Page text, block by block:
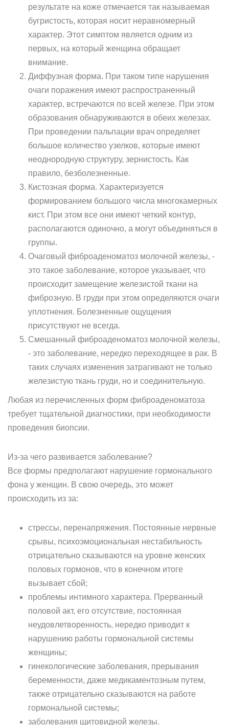
результате на коже отмечается так называемая
бугристость, которая носит неравномерный
характер. Этот симптом является одним из
первых, на который женщина обращает
внимание.
Диффузная форма. При таком типе нарушения
очаги поражения имеют распространенный
характер, встречаются по всей железе. При этом
образования обнаруживаются в обеих железах.
При проведении пальпации врач определяет
большое количество узелков, которые имеют
неоднородную структуру, зернистость. Как
правило, безболезненные.
Кистозная форма. Характеризуется
формированием большого числа многокамерных
кист. При этом все они имеют четкий контур,
располагаются одиночно, а могут объединяться в
группы.
Очаговый фиброаденоматоз молочной железы, -
это такое заболевание, которое указывает, что
происходит замещение железистой ткани на
фиброзную. В груди при этом определяются очаги
уплотнения. Болезненные ощущения
присутствуют не всегда.
Смешанный фиброаденоматоз молочной железы,
- это заболевание, нередко переходящее в рак. В
таких случаях изменения затрагивают не только
железистую ткань груди, но и соединительную.
Любая из перечисленных форм фиброаденоматоза
требует тщательной диагностики, при необходимости
проведения биопсии.
Из-за чего развивается заболевание?
Все формы предполагают нарушение гормонального
фона у женщин. В свою очередь, это может
происходить из за:
стрессы, перенапряжения. Постоянные нервные
срывы, психоэмоциональная нестабильность
отрицательно сказываются на уровне женских
половых гормонов, что в конечном итоге
вызывает сбой;
проблемы интимного характера. Прерванный
половой акт, его отсутствие, постоянная
неудовлетворенность, нередко приводит к
нарушению работы гормональной системы
женщины;
гинекологические заболевания, прерывания
беременности, даже медикаментозным путем,
также отрицательно сказываются на работе
гормональной системы;
заболевания щитовидной железы.